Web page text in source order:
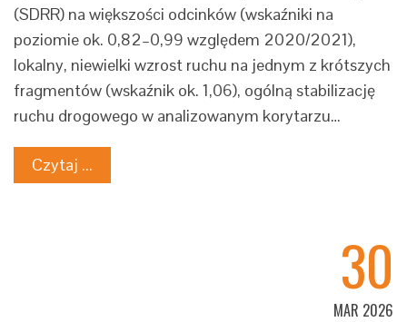
(SDRR) na większości odcinków (wskaźniki na
poziomie ok. 0,82–0,99 względem 2020/2021),
lokalny, niewielki wzrost ruchu na jednym z krótszych
fragmentów (wskaźnik ok. 1,06), ogólną stabilizację
ruchu drogowego w analizowanym korytarzu…
Czytaj ...
30
MAR 2026